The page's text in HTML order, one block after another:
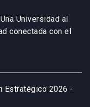
Universidad al
conectada con el
Estratégico 2026 -